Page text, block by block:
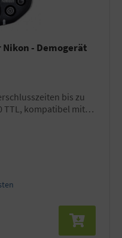
- Demogerät
TTL, kompatibel mit